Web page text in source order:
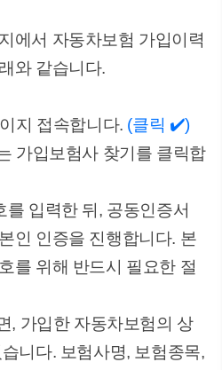
에서 자동차보험 가입이력
와 같습니다.
지 접속합니다. (클릭 ✔️)
가입보험사 찾기를 클릭합
입력한 뒤, 공동인증서
인 인증을 진행합니다. 본
를 위해 반드시 필요한 절
, 가입한 자동차보험의 상
니다. 보험사명, 보험종목,